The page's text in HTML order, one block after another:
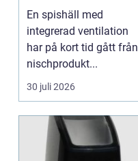
moderna kök
En spishäll med
integrerad ventilation
har på kort tid gått från
nischprodukt...
30 juli 2026